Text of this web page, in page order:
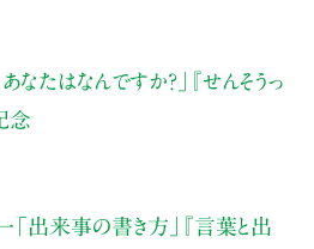
あなたはなんですか？」
『せんそうっ
念
「出来事の書き方」
『言葉と出